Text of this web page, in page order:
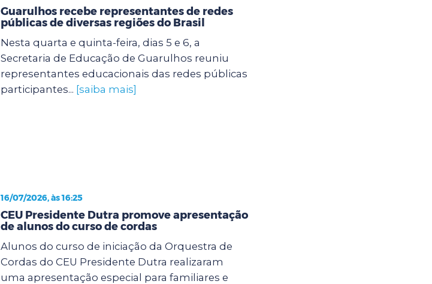
Guarulhos recebe representantes de redes
públicas de diversas regiões do Brasil
Nesta quarta e quinta-feira, dias 5 e 6, a
Secretaria de Educação de Guarulhos reuniu
representantes educacionais das redes públicas
participantes... [saiba mais]
16/07/2026, às 16:25
CEU Presidente Dutra promove apresentação
de alunos do curso de cordas
Alunos do curso de iniciação da Orquestra de
Cordas do CEU Presidente Dutra realizaram
uma apresentação especial para familiares e